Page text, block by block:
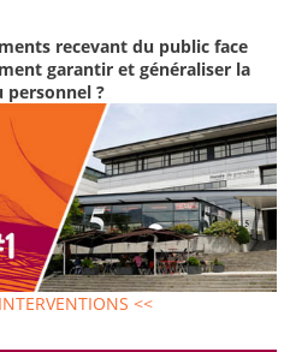
recevant du public face
garantir et généraliser la
personnel ?
<<